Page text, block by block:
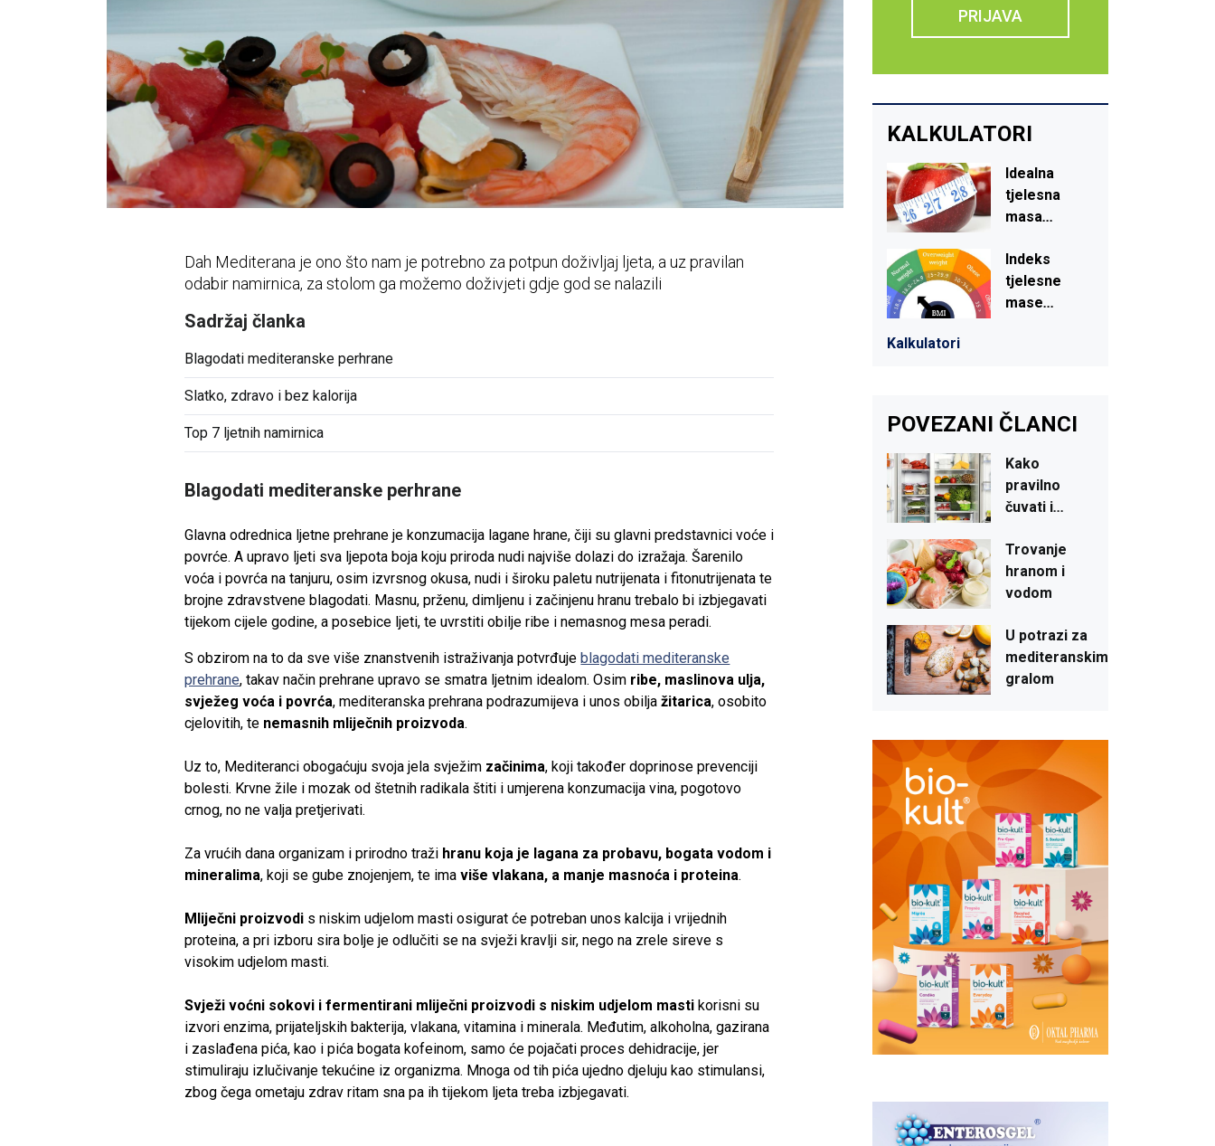
zdjelice
Vidni sustav
Opća medicina
Unutarnje bolesti
Uho - nos - grlo
Zubi i usna šupljina
Živčani i mentalni sustav
Dah Mediterana je ono što nam je potrebno za potpun doživljaj ljeta, a uz pravilan
odabir namirnica, za stolom ga možemo doživjeti gdje god se nalazili
Sadržaj članka
Blagodati mediteranske perhrane
Slatko, zdravo i bez kalorija
Top 7 ljetnih namirnica
Blagodati mediteranske perhrane
Glavna odrednica ljetne prehrane je konzumacija lagane hrane, čiji su glavni predstavnici voće i
povrće. A upravo ljeti sva ljepota boja koju priroda nudi najviše dolazi do izražaja. Šarenilo
voća i povrća na tanjuru, osim izvrsnog okusa, nudi i široku paletu nutrijenata i fitonutrijenata te
brojne zdravstvene blagodati. Masnu, prženu, dimljenu i začinjenu hranu trebalo bi izbjegavati
tijekom cijele godine, a posebice ljeti, te uvrstiti obilje ribe i nemasnog mesa peradi.
S obzirom na to da sve više znanstvenih istraživanja potvrđujeblagodati mediteranske
prehrane, takav način prehrane upravo se smatra ljetnim idealom. Osim ribe, maslinova ulja,
svježeg voća i povrća, mediteranska prehrana podrazumijeva i unos obiljažitarica, osobito
cjelovitih, te nemasnih mliječnih proizvoda.
Uz to, Mediteranci obogaćuju svoja jela svježim začinima, koji također doprinose prevenciji
bolesti. Krvne žile i mozak od štetnih radikala štiti i umjerena konzumacija vina, pogotovo
crnog, no ne valja pretjerivati.
Za vrućih dana organizam i prirodno traži hranu koja je lagana za probavu, bogata vodom i
mineralima, koji se gube znojenjem, te imaviše vlakana, a manje masnoća i proteina.
Mliječni proizvodi s niskim udjelom masti osigurat će potreban unos kalcija i vrijednih
proteina, a pri izboru sira bolje je odlučiti se na svježi kravlji sir, nego na zrele sireve s
visokim udjelom masti.
Svježi voćni sokovi i fermentirani mliječni proizvodi s niskim udjelom mastikorisni su
izvori enzima, prijateljskih bakterija, vlakana, vitamina i minerala. Međutim, alkoholna, gazirana
i zaslađena pića, kao i pića bogata kofeinom, samo će pojačati proces dehidracije, jer
stimuliraju izlučivanje tekućine iz organizma. Mnoga od tih pića ujedno djeluju kao stimulansi,
zbog čega ometaju zdrav ritam sna pa ih tijekom ljeta treba izbjegavati.
PRIJAVA
KALKULATORI
Idealna
tjelesna
masa...
Indeks
tjelesne
mase...
Kalkulatori
POVEZANI ČLANCI
Kako
pravilno
čuvati i...
Trovanje
hranom i
vodom
U potrazi za
mediteranskim
gralom